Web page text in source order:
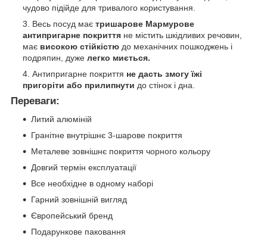
чудово підійде для тривалого користування.
Весь посуд має тришарове Мармурове
антипригарне покриття не містить шкідливих речовин,
має високою стійкістю до механічних пошкоджень і
подряпин, дуже легко миється.
Антипригарне покриття не дасть змогу їжі
пригоріти або прилипнути до стінок і дна.
Переваги:
Литий алюміній
Гранітне внутрішнє 3-шарове покриття
Металеве зовнішнє покриття чорного кольору
Довгий термін експлуатації
Все необхідне в одному наборі
Гарний зовнішній вигляд
Європейський бренд
Подарункове паковання